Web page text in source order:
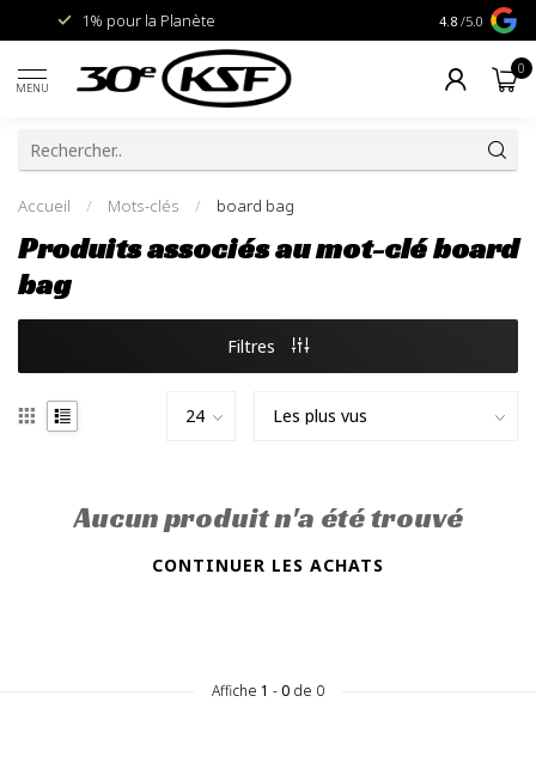
1% pour la Planète Livraison
4.8 /5.0
MENU
0
Accueil / Mots-clés / board bag
Produits associés au mot-clé board
bag
Filtres
Aucun produit n'a été trouvé
CONTINUER LES ACHATS
Affiche 1 -0 de 0